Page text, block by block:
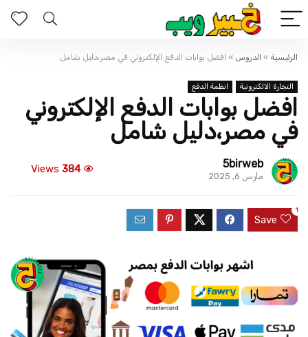
الرئيسية » الدروس » افضل بوابات الدفع الإلكتروني في مصر،دليل شامل
التجارة الالكترونية انظمة الدفع
افضل بوابات الدفع الإلكتروني
في مصر،دليل شامل
5birweb
مارس 6, 2025
384
Save
1